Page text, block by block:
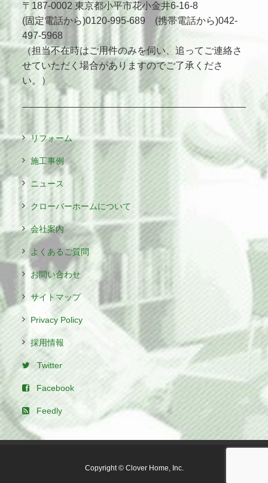
〒187-0002 東京都小平市花小金井6-16-8
(固定電話から)0120-995-689 (携帯電話から)042-
497-5968
（担当不在時はご用件のみを伺い、追ってご連絡さ
せていただく場合がありますのでご了承くださ
い。）
リフォーム
施工事例
ニュース
クローバーホームについて
会社案内
よくあるご質問
お問い合わせ
サイトマップ
Privacy Policy
採用情報
Twitter
Facebook
Feedly
Copyright © Clover Home, Inc.